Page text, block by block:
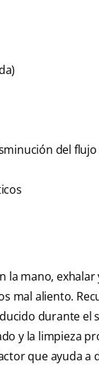
del
la mano,
mal aliento.
durante el
y la limpieza
que ayuda